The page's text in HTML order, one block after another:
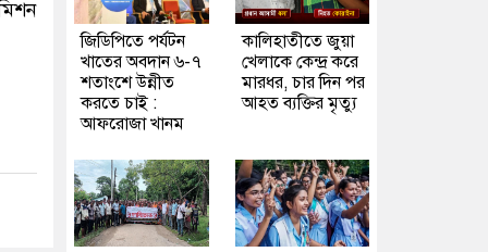
জিডিপিতে পর্যটন
খাতের অবদান ৬-৭
শতাংশে উন্নীত
করতে চাই :
আফরোজা খানম
কালিহাতীতে জুয়া
খেলাকে কেন্দ্র করে
মারধর, চার দিন পর
আহত ব্যক্তির মৃত্যু